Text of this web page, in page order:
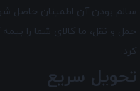
سالم بودن آن اطمینان حاصل
حمل و نقل، ما کالای شما را
کرد.
تحویل سریع